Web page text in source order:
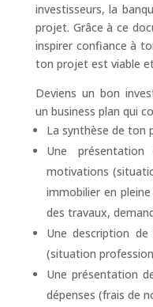
investisseurs, la
projet. Grâce à ce
inspirer confiance à
ton projet est viable
Deviens un bon
un business plan qui
La synthèse de ton
Une
motivations
immobilier en
des travaux,
Une description
(situation
Une présentation
dépenses (frais de